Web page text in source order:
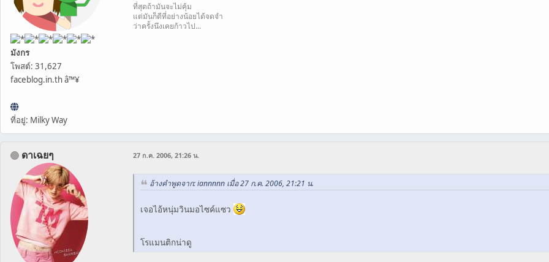
มังกร
โพสต์: 31,627
faceblog.in.th â™¥
ที่อยู่: Milky Way
ที่สุดถ้ามันจะไม่คุ้ม
แต่มันก็ดีที่อย่างน้อยได้จดจำ
ว่าครั้งนึงเคยก้าวไป...
ดาเฉยๆ 27 ก.ค. 2006, 21:26 น.
อ้างคำพูดจาก: iannnnn เมื่อ 27 ก.ค. 2006, 21:21 น.
เจอไอ้หนุ่มวินมอไซค์แซว
โรแมนติกน่าดู